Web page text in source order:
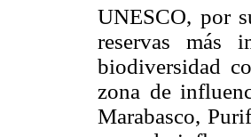
UNESCO, por
reservas más
biodiversidad
zona de
Marabasco,